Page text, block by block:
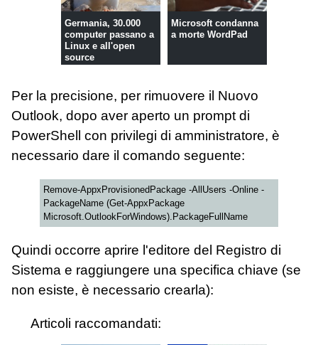
Germania, 30.000
computer passano a
Linux e all'open
source
Microsoft condanna
a morte WordPad
Per la precisione, per rimuovere il Nuovo
Outlook, dopo aver aperto un prompt di
PowerShell con privilegi di amministratore, è
necessario dare il comando seguente:
Remove-AppxProvisionedPackage -AllUsers -Online -
PackageName (Get-AppxPackage
Microsoft.OutlookForWindows).PackageFullName
Quindi occorre aprire l'editore del Registro di
Sistema e raggiungere una specifica chiave (se
non esiste, è necessario crearla):
Articoli raccomandati: